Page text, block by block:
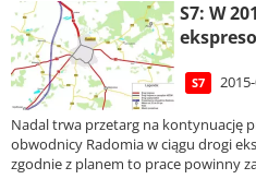
S7: W
S7
Nadal trwa przetarg na kontynuację
obwodnicy Radomia w ciągu drogi
zgodnie z planem to prace powinny